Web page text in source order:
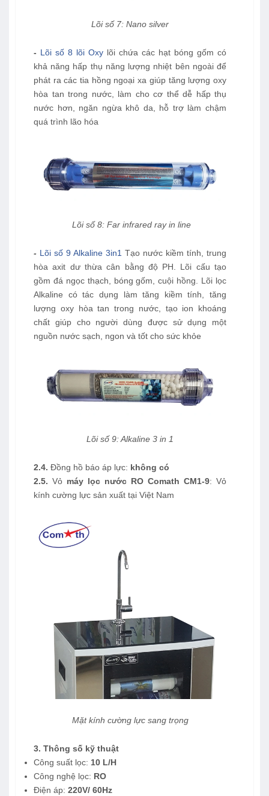
Lõi số 7: Nano silver
- Lõi số 8 lõi Oxy lõi chứa các hạt bóng gốm có
khả năng hấp thụ năng lượng nhiệt bên ngoài để
phát ra các tia hồng ngoại xa giúp tăng lượng oxy
hòa tan trong nước, làm cho cơ thể dễ hấp thụ
nước hơn, ngăn ngừa khô da, hỗ trợ làm chậm
quá trình lão hóa
Lõi số 8: Far infrared ray in line
- Lõi số 9 Alkaline 3in1 Tạo nước kiềm tính, trung
hòa axit dư thừa cân bằng độ PH. Lõi cấu tạo
gồm đá ngọc thạch, bóng gốm, cuội hồng. Lõi lọc
Alkaline có tác dụng làm tăng kiềm tính, tăng
lượng oxy hòa tan trong nước, tạo ion khoáng
chất giúp cho người dùng được sử dụng một
nguồn nước sạch, ngon và tốt cho sức khỏe
Lõi số 9: Alkaline 3 in 1
2.4. Đồng hồ báo áp lực: không có
2.5. Vỏ máy lọc nước RO Comath CM1-9: Vỏ
kính cường lực sản xuất tại Việt Nam
Mặt kính cường lực sang trọng
3. Thông số kỹ thuật
Công suất lọc: 10 L/H
Công nghệ lọc: RO
Điện áp: 220V/ 60Hz